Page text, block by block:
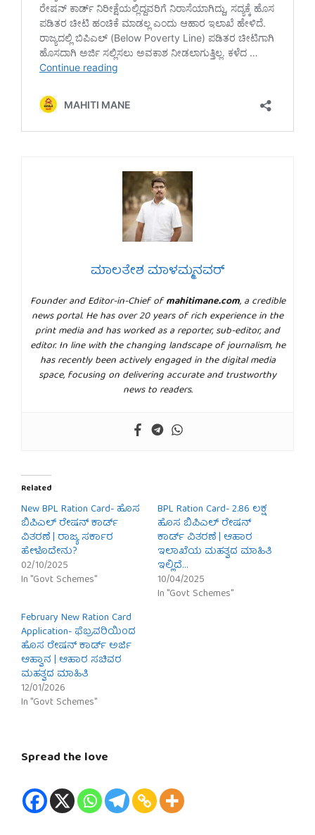
ಮಾಲತೇಶ ಮಾಳಮ್ಮನವರ್
Founder and Editor-in-Chief ofmahitimane.com, a credible
news portal. He has over 20 years of rich experience in the
print media and has worked as a reporter, sub-editor, and
editor. In line with the changing landscape of journalism, he
has recently been actively engaged in the digital media
space, focusing on delivering accurate and trustworthy
news to readers.
Related
New BPL Ration Card- ಹೊಸ
ಬಿಪಿಎಲ್ ರೇಷನ್ ಕಾರ್ಡ್
ವಿತರಣೆ | ರಾಜ್ಯ ಸರ್ಕಾರ
ಹೇಳೊದೇನು?
02/10/2025
In "Govt Schemes"
BPL Ration Card- 2.86 ಲಕ್ಷ
ಹೊಸ ಬಿಪಿಎಲ್ ರೇಷನ್
ಕಾರ್ಡ್ ವಿತರಣೆ | ಆಹಾರ
ಇಲಾಖೆಯ ಮಹತ್ವದ ಮಾಹಿತಿ
ಇಲ್ಲಿದೆ…
10/04/2025
In "Govt Schemes"
February New Ration Card
Application- ಫೆಬ್ರವರಿಯಿಂದ
ಹೊಸ ರೇಷನ್ ಕಾರ್ಡ್ ಅರ್ಜಿ
ಆಹ್ವಾನ | ಆಹಾರ ಸಚಿವರ
ಮಹತ್ವದ ಮಾಹಿತಿ
12/01/2026
In "Govt Schemes"
Spread the love